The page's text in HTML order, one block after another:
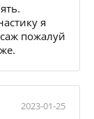
я
пожалуй
2023-01-25